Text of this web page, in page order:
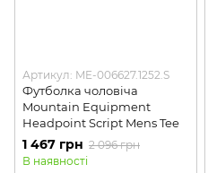
Артикул: ME-006627.1252.S
Футболка чоловіча
Mountain Equipment
Headpoint Script Mens Tee
1 467 грн 2 096 грн
В наявності